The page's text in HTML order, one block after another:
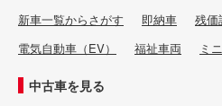
新車一覧からさがす 即納車
残価
電気自動車（EV）
福祉車両 ミ
中古車を見る